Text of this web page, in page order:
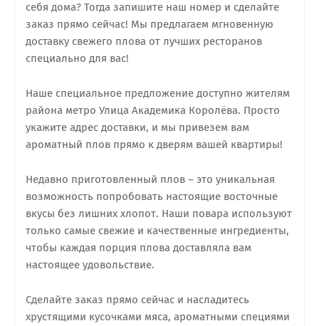
себя дома? Тогда запишите наш номер и сделайте
заказ прямо сейчас! Мы предлагаем мгновенную
доставку свежего плова от лучших ресторанов
специально для вас!
Наше специальное предложение доступно жителям
района метро Улица Академика Королёва. Просто
укажите адрес доставки, и мы привезем вам
ароматный плов прямо к дверям вашей квартиры!
Недавно приготовленный плов – это уникальная
возможность попробовать настоящие восточные
вкусы без лишних хлопот. Наши повара используют
только самые свежие и качественные ингредиенты,
чтобы каждая порция плова доставляла вам
настоящее удовольствие.
Сделайте заказ прямо сейчас и насладитесь
хрустящими кусочками мяса, ароматными специями